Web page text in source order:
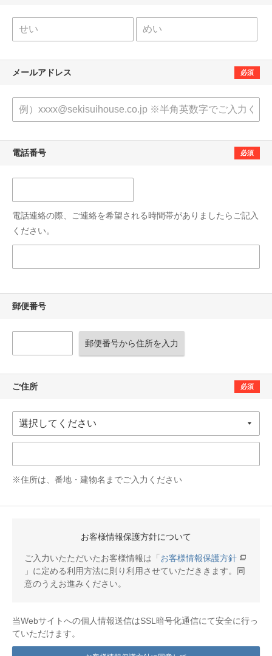
メールアドレス 必須
電話番号 必須
電話連絡の際、ご連絡を希望される時間帯がありましたらご記入
ください。
郵便番号
郵便番号から住所を入力
ご住所 必須
※住所は、番地・建物名までご入力ください
お客様情報保護方針について
ご入力いたただいたお客様情報は「 お客様情報保護方針
」に定める利用方法に則り利用させていただききます。同
意のうえお進みください。
当Webサイトへの個人情報送信はSSL暗号化通信にて安全に行っ
ていただけます。